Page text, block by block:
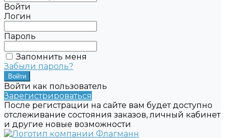
Войти
Логин
Пароль
Запомнить меня
Забыли пароль?
Войти как пользователь
Зарегистрироваться
После регистрации на сайте вам будет доступно
отслеживание состояния заказов, личный кабинет
и другие новые возможности